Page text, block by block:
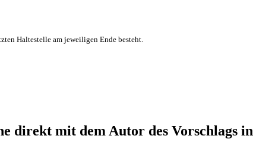
Haltestelle am jeweiligen Ende besteht.
direkt mit dem Autor des Vorschlags in